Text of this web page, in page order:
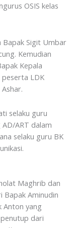
OSIS kelas
Bapak Sigit Umbar
Kemudian
Kepala
peserta LDK
selaku guru
ART dalam
selaku guru BK
Maghrib dan
Bapak Aminudin
Anton yang
dari